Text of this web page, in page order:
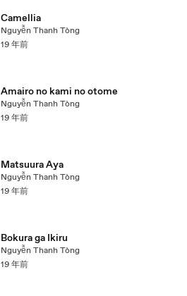
Camellia
Nguyễn Thanh Tòng
19 年前
Amairo no kami no otome
Nguyễn Thanh Tòng
19 年前
Matsuura Aya
Nguyễn Thanh Tòng
19 年前
Bokura ga Ikiru
Nguyễn Thanh Tòng
19 年前